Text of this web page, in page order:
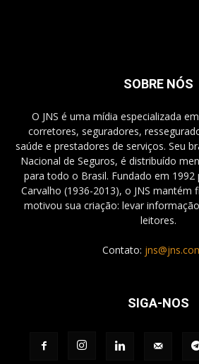
SOBRE NÓS
O JNS é uma mídia especializada
corretores, seguradores,
saúde e prestadores de serviços. Seu
Nacional de Seguros, é distribuído
para todo o Brasil. Fundado em
Carvalho (1936-2013), o JNS
motivou sua criação: levar
leitores.
Contato:
SIGA-NOS